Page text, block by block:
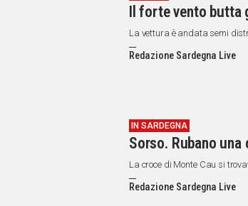
Il forte vento butta
La vettura è andata semi
Redazione Sardegna Live
IN SARDEGNA
Sorso. Rubano
La croce di Monte Cau si
Redazione Sardegna Live